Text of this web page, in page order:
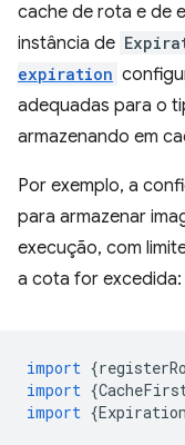
cache de rota e de
instância de
expiration
adequadas para o
armazenando em
Por exemplo, a
para armazenar
execução, com
a cota for excedida:
import {
import {
import {